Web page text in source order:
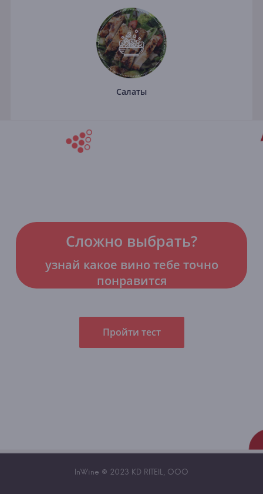
Салаты
Сложно выбрать?
узнай какое вино тебе точно
понравится
Пройти тест
InWine © 2023 KD RITEIL, OOO